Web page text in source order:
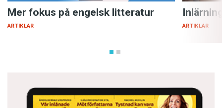
Mer fokus på engelsk litteratur
ARTIKLAR ARTIKLAR